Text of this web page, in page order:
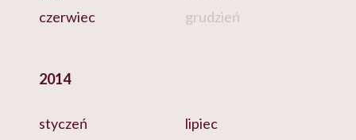
czerwiec
grudzień
2014
styczeń
lipiec